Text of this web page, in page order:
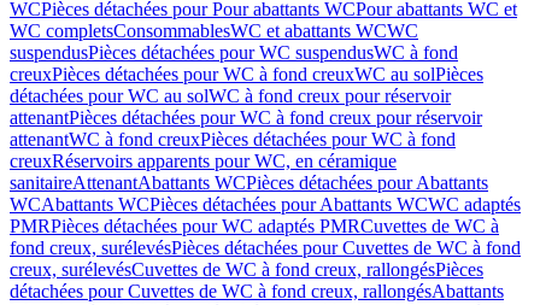
WCPièces détachées pour Pour abattants WCPour abattants WC et
WC completsConsommablesWC et abattants WCWC
suspendusPièces détachées pour WC suspendusWC à fond
creuxPièces détachées pour WC à fond creuxWC au solPièces
détachées pour WC au solWC à fond creux pour réservoir
attenantPièces détachées pour WC à fond creux pour réservoir
attenantWC à fond creuxPièces détachées pour WC à fond
creuxRéservoirs apparents pour WC, en céramique
sanitaireAttenantAbattants WCPièces détachées pour Abattants
WCAbattants WCPièces détachées pour Abattants WCWC adaptés
PMRPièces détachées pour WC adaptés PMRCuvettes de WC à
fond creux, surélevésPièces détachées pour Cuvettes de WC à fond
creux, surélevésCuvettes de WC à fond creux, rallongésPièces
détachées pour Cuvettes de WC à fond creux, rallongésAbattants